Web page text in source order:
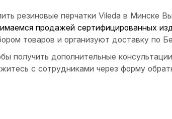
резиновые перчатки Vileda в Минске
продажей сертифицированных
товаров и организуют доставку по
получить дополнительные
с сотрудниками через форму